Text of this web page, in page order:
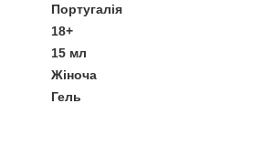
Португалія
18+
15 мл
Жіноча
Гель